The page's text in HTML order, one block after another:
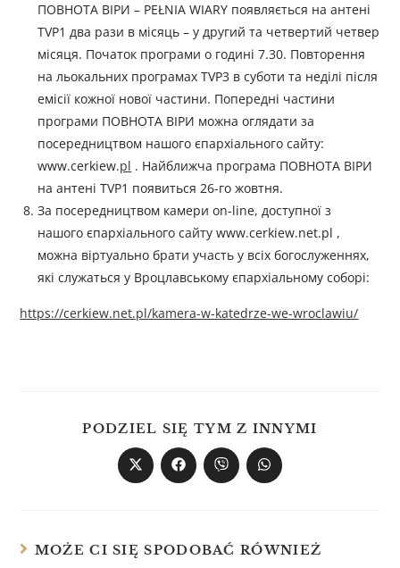
ПОВНОТА ВІРИ – PEŁNIA WIARY появляється на антені
TVP1 два рази в місяць – у другий та четвертий четвер
місяця. Початок програми о годині 7.30. Повторення
на льокальних програмах TVP3 в суботи та неділі після
емісії кожної нової частини. Попередні частини
програми ПОВНОТА ВІРИ можна оглядати за
посередництвом нашого єпархіального сайту:
www.cerkiew.pl . Найближча програма ПОВНОТА ВІРИ
на антені TVP1 появиться 26-го жовтня.
За посередництвом камери on-line, доступної з
нашого єпархіального сайту www.cerkiew.net.pl ,
можна віртуально брати участь у всіх богослуженнях,
які служаться у Вроцлавському єпархіальному соборі:
https://cerkiew.net.pl/kamera-w-katedrze-we-wroclawiu/
PODZIEL SIĘ TYM Z INNYMI
MOŻE CI SIĘ SPODOBAĆ RÓWNIEŻ